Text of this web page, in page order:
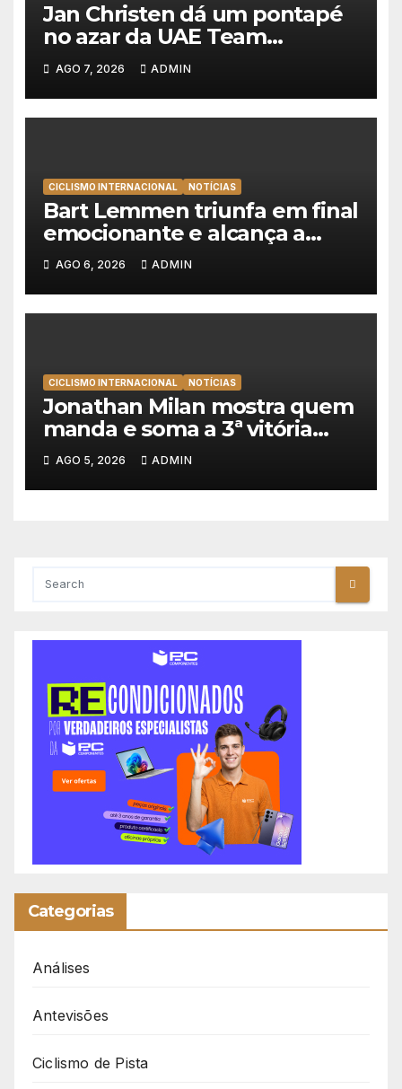
Jan Christen dá um pontapé
no azar da UAE Team
Emirates e vence na Volta a
Polónia
AGO 7, 2026 ADMIN
CICLISMO INTERNACIONAL NOTÍCIAS
Bart Lemmen triunfa em final
emocionante e alcança a
primeira vitória da carreira na
Volta à Polónia
AGO 6, 2026 ADMIN
CICLISMO INTERNACIONAL NOTÍCIAS
Jonathan Milan mostra quem
manda e soma a 3ª vitória
consecutiva na Volta a
Polónia
AGO 5, 2026 ADMIN
Categorias
Análises
Antevisões
Ciclismo de Pista